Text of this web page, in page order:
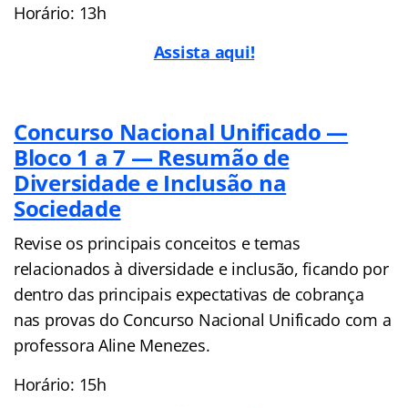
Horário: 13h
Assista aqui!
Concurso Nacional Unificado —
Bloco 1 a 7 — Resumão de
Diversidade e Inclusão na
Sociedade
Revise os principais conceitos e temas
relacionados à diversidade e inclusão, ficando por
dentro das principais expectativas de cobrança
nas provas do Concurso Nacional Unificado com a
professora Aline Menezes.
Horário: 15h